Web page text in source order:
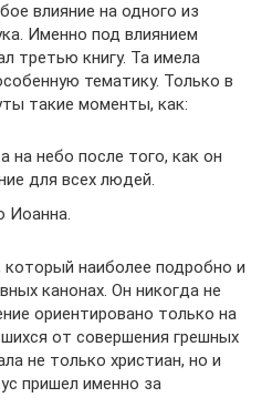
влияние на одного из
Именно под влиянием
третью книгу. Та имела
тематику. Только в
такие моменты, как:
на небо после того, как он
для всех людей.
Иоанна.
который наиболее подробно и
канонах. Он никогда не
ориентировано только на
от совершения грешных
не только христиан, но и
пришел именно за